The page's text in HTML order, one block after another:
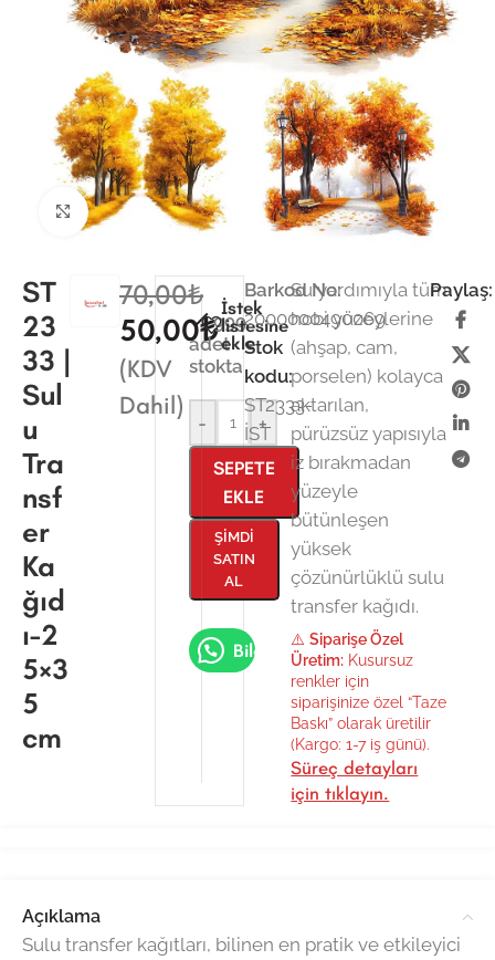
Büyütmek için tıklayın
ST
23
33 |
Sul
u
Tra
nsf
er
Ka
ğıd
ı-2
5×3
5
cm
70,00₺
50,00₺
(KDV
Dahil)
999
adet
stokta
- +
SEPETE
EKLE
ŞIMDI
SATIN
AL
Bilgi Al
İstek
listesine
ekle
Barkod No:
2000000490069
Stok
kodu:
ST2333-
İST
Su yardımıyla tüm
hobi yüzeylerine
(ahşap, cam,
porselen) kolayca
aktarılan,
pürüzsüz yapısıyla
iz bırakmadan
yüzeyle
bütünleşen
yüksek
çözünürlüklü sulu
transfer kağıdı.
⚠️Siparişe Özel
Üretim: Kusursuz
renkler için
siparişinize özel “Taze
Baskı” olarak üretilir
(Kargo: 1-7 iş günü).
Süreç detayları
için tıklayın.
Paylaş:
Açıklama
Sulu transfer kağıtları, bilinen en pratik ve etkileyici